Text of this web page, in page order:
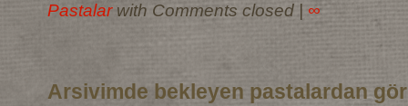
Pastalar with Comments closed| ∞
Arsivimde bekleyen pastalardan